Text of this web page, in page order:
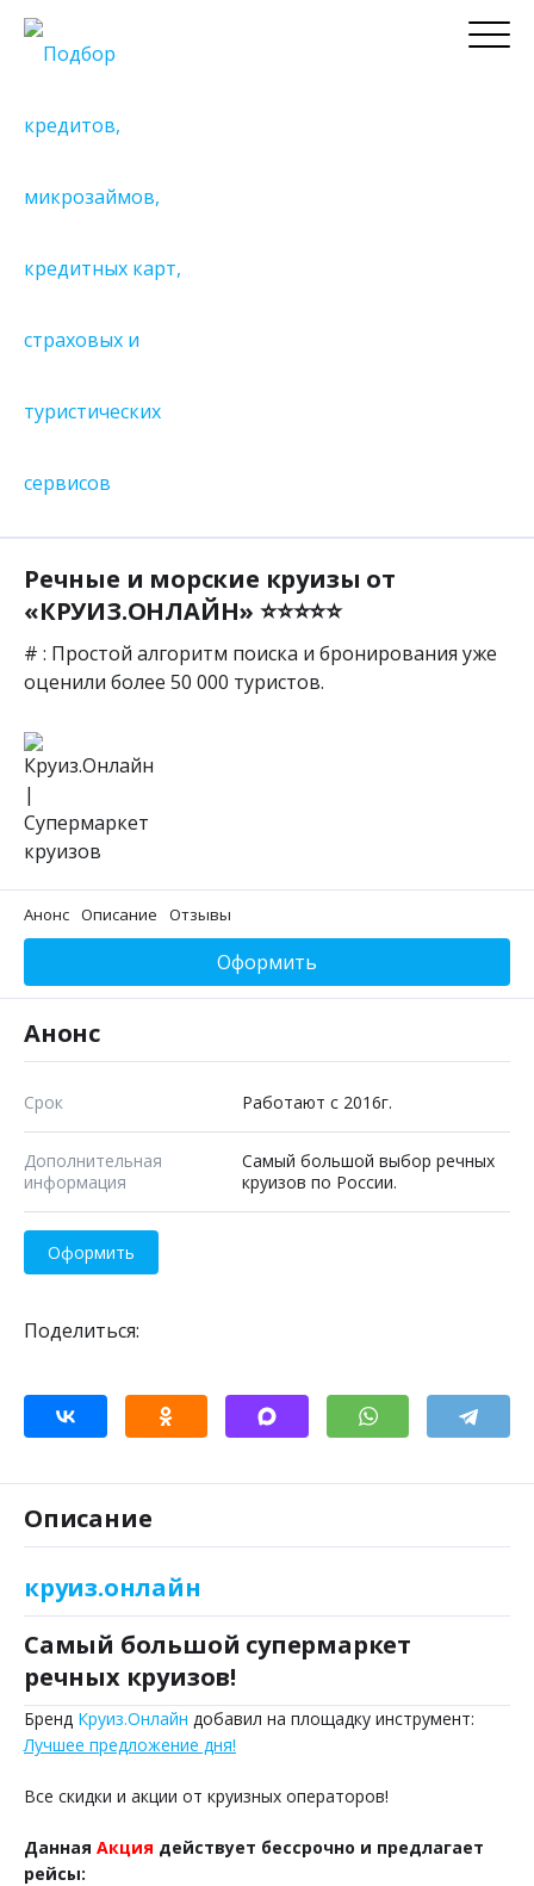
Речные и морские круизы от
«КРУИЗ.ОНЛАЙН» ⭐⭐⭐⭐⭐
# : Простой алгоритм поиска и бронирования уже
оценили более 50 000 туристов.
Анонс Описание Отзывы
Оформить
Анонс
Срок Работают с 2016г.
Дополнительная
информация
Самый большой выбор речных
круизов по России.
Оформить
Поделиться:
Описание
круиз.онлайн
Самый большой супермаркет
речных круизов!
Бренд Круиз.Онлайн добавил на площадку инструмент:
Лучшее предложение дня!
Все скидки и акции от круизных операторов!
Данная Акция действует бессрочно и предлагает
рейсы: